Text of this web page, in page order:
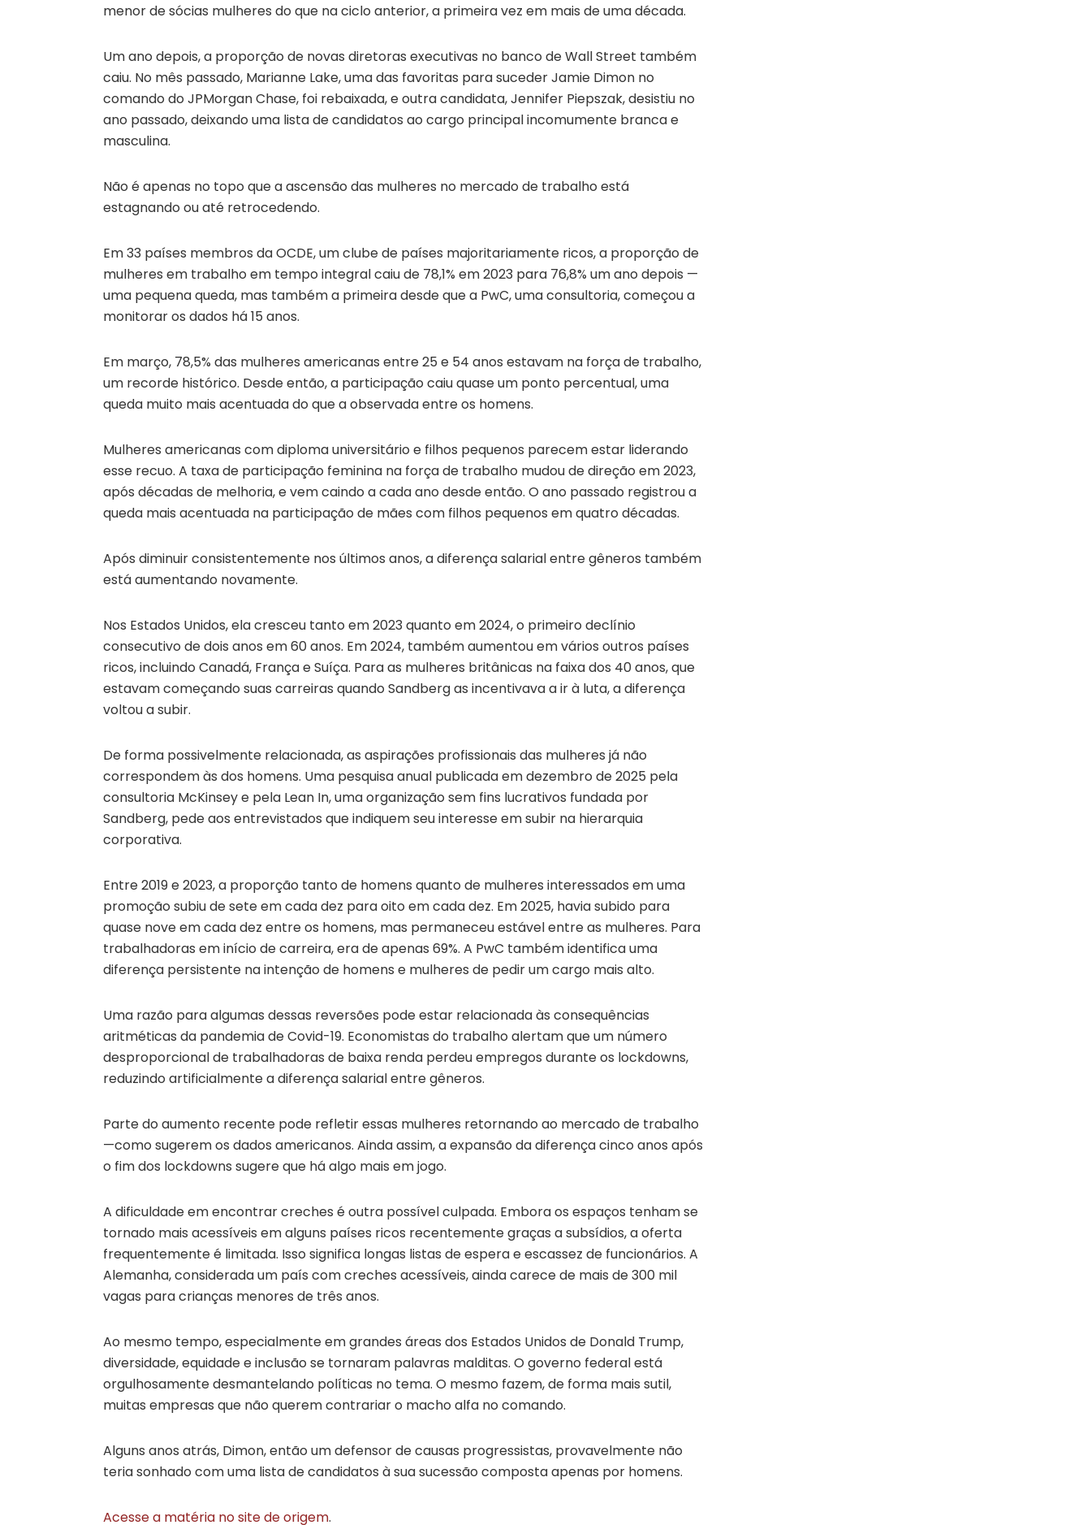
menor de sócias mulheres do que na ciclo anterior, a primeira vez em mais de uma década.
Um ano depois, a proporção de novas diretoras executivas no banco de Wall Street também
caiu. No mês passado, Marianne Lake, uma das favoritas para suceder Jamie Dimon no
comando do JPMorgan Chase, foi rebaixada, e outra candidata, Jennifer Piepszak, desistiu no
ano passado, deixando uma lista de candidatos ao cargo principal incomumente branca e
masculina.
Não é apenas no topo que a ascensão das mulheres no mercado de trabalho está
estagnando ou até retrocedendo.
Em 33 países membros da OCDE, um clube de países majoritariamente ricos, a proporção de
mulheres em trabalho em tempo integral caiu de 78,1% em 2023 para 76,8% um ano depois —
uma pequena queda, mas também a primeira desde que a PwC, uma consultoria, começou a
monitorar os dados há 15 anos.
Em março, 78,5% das mulheres americanas entre 25 e 54 anos estavam na força de trabalho,
um recorde histórico. Desde então, a participação caiu quase um ponto percentual, uma
queda muito mais acentuada do que a observada entre os homens.
Mulheres americanas com diploma universitário e filhos pequenos parecem estar liderando
esse recuo. A taxa de participação feminina na força de trabalho mudou de direção em 2023,
após décadas de melhoria, e vem caindo a cada ano desde então. O ano passado registrou a
queda mais acentuada na participação de mães com filhos pequenos em quatro décadas.
Após diminuir consistentemente nos últimos anos, a diferença salarial entre gêneros também
está aumentando novamente.
Nos Estados Unidos, ela cresceu tanto em 2023 quanto em 2024, o primeiro declínio
consecutivo de dois anos em 60 anos. Em 2024, também aumentou em vários outros países
ricos, incluindo Canadá, França e Suíça. Para as mulheres britânicas na faixa dos 40 anos, que
estavam começando suas carreiras quando Sandberg as incentivava a ir à luta, a diferença
voltou a subir.
De forma possivelmente relacionada, as aspirações profissionais das mulheres já não
correspondem às dos homens. Uma pesquisa anual publicada em dezembro de 2025 pela
consultoria McKinsey e pela Lean In, uma organização sem fins lucrativos fundada por
Sandberg, pede aos entrevistados que indiquem seu interesse em subir na hierarquia
corporativa.
Entre 2019 e 2023, a proporção tanto de homens quanto de mulheres interessados em uma
promoção subiu de sete em cada dez para oito em cada dez. Em 2025, havia subido para
quase nove em cada dez entre os homens, mas permaneceu estável entre as mulheres. Para
trabalhadoras em início de carreira, era de apenas 69%. A PwC também identifica uma
diferença persistente na intenção de homens e mulheres de pedir um cargo mais alto.
Uma razão para algumas dessas reversões pode estar relacionada às consequências
aritméticas da pandemia de Covid-19. Economistas do trabalho alertam que um número
desproporcional de trabalhadoras de baixa renda perdeu empregos durante os lockdowns,
reduzindo artificialmente a diferença salarial entre gêneros.
Parte do aumento recente pode refletir essas mulheres retornando ao mercado de trabalho
—como sugerem os dados americanos. Ainda assim, a expansão da diferença cinco anos após
o fim dos lockdowns sugere que há algo mais em jogo.
A dificuldade em encontrar creches é outra possível culpada. Embora os espaços tenham se
tornado mais acessíveis em alguns países ricos recentemente graças a subsídios, a oferta
frequentemente é limitada. Isso significa longas listas de espera e escassez de funcionários. A
Alemanha, considerada um país com creches acessíveis, ainda carece de mais de 300 mil
vagas para crianças menores de três anos.
Ao mesmo tempo, especialmente em grandes áreas dos Estados Unidos de Donald Trump,
diversidade, equidade e inclusão se tornaram palavras malditas. O governo federal está
orgulhosamente desmantelando políticas no tema. O mesmo fazem, de forma mais sutil,
muitas empresas que não querem contrariar o macho alfa no comando.
Alguns anos atrás, Dimon, então um defensor de causas progressistas, provavelmente não
teria sonhado com uma lista de candidatos à sua sucessão composta apenas por homens.
Acesse a matéria no site de origem.